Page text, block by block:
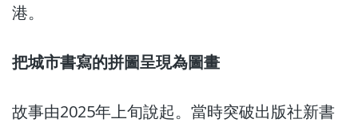
港。
把城市書寫的拼圖呈現為圖畫
故事由2025年上旬說起。當時突破出版社新書